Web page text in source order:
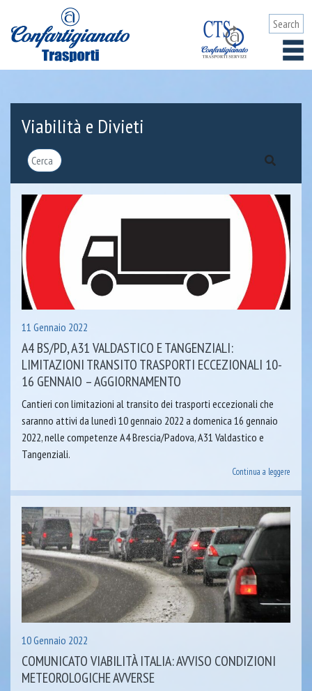
Viabilità e Divieti
11 Gennaio 2022
A4 BS/PD, A31 VALDASTICO E TANGENZIALI:
LIMITAZIONI TRANSITO TRASPORTI ECCEZIONALI 10-
16 GENNAIO – AGGIORNAMENTO
Cantieri con limitazioni al transito dei trasporti eccezionali che
saranno attivi da lunedì 10 gennaio 2022 a domenica 16 gennaio
2022, nelle competenze A4 Brescia/Padova, A31 Valdastico e
Tangenziali.
Continua a leggere
10 Gennaio 2022
COMUNICATO VIABILITÀ ITALIA: AVVISO CONDIZIONI
METEOROLOGICHE AVVERSE